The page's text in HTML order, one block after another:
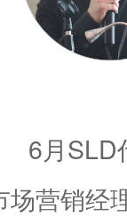
6月SLD
场营销经